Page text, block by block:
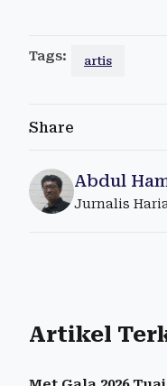
Tags: artis
Share
Abdul
Jurnalis
Artikel